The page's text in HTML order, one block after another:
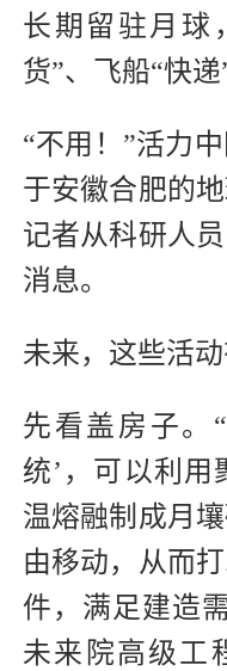
长期留驻月球
货”、飞船“快递
“不用！”活力
于安徽合肥的
记者从科研人
消息。
未来，这些活
先看盖房子。
统’，可以利用
温熔融制成月
由移动，从而
件，满足建造
未来院高级工